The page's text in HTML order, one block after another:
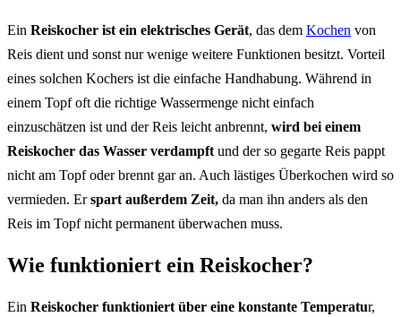
Ein Reiskocher ist ein elektrisches Gerät, das dem Kochen von
Reis dient und sonst nur wenige weitere Funktionen besitzt. Vorteil
eines solchen Kochers ist die einfache Handhabung. Während in
einem Topf oft die richtige Wassermenge nicht einfach
einzuschätzen ist und der Reis leicht anbrennt, wird bei einem
Reiskocher das Wasser verdampft und der so gegarte Reis pappt
nicht am Topf oder brennt gar an. Auch lästiges Überkochen wird so
vermieden. Erspart außerdem Zeit, da man ihn anders als den
Reis im Topf nicht permanent überwachen muss.
Wie funktioniert ein Reiskocher?
Ein Reiskocher funktioniert über eine konstante Temperatur,